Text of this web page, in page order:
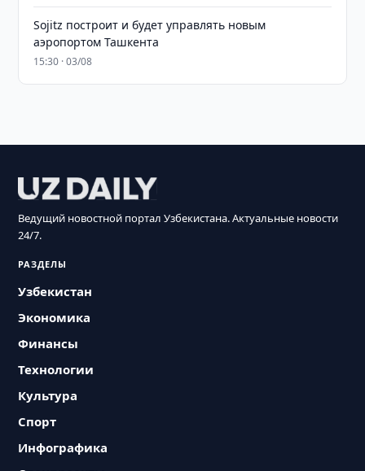
Sojitz построит и будет управлять новым
аэропортом Ташкента
15:30 · 03/08
Ведущий новостной портал Узбекистана. Актуальные новости
24/7.
РАЗДЕЛЫ
Узбекистан
Экономика
Финансы
Технологии
Культура
Спорт
Инфографика